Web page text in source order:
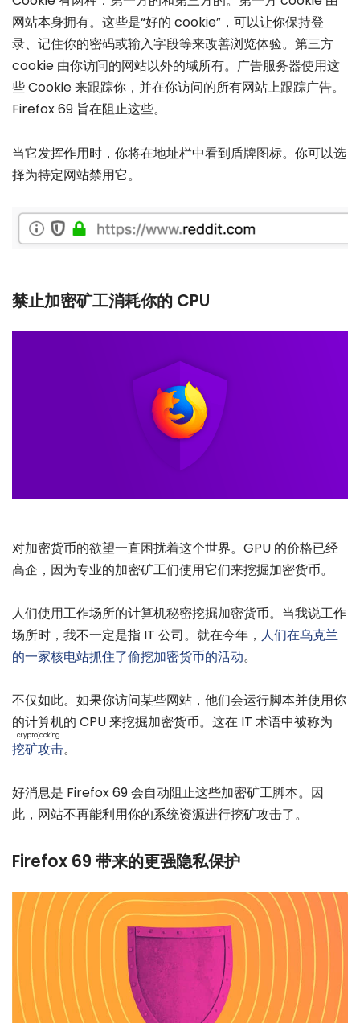
网站本身拥有。这些是“好的 cookie”，可以让你保持登
录、记住你的密码或输入字段等来改善浏览体验。第三方
cookie 由你访问的网站以外的域所有。广告服务器使用这
些 Cookie 来跟踪你，并在你访问的所有网站上跟踪广告。
Firefox 69 旨在阻止这些。
当它发挥作用时，你将在地址栏中看到盾牌图标。你可以选
择为特定网站禁用它。
禁止加密矿工消耗你的 CPU
对加密货币的欲望一直困扰着这个世界。GPU 的价格已经
高企，因为专业的加密矿工们使用它们来挖掘加密货币。
人们使用工作场所的计算机秘密挖掘加密货币。当我说工作
场所时，我不一定是指 IT 公司。就在今年， 人们在乌克兰
的一家核电站抓住了偷挖加密货币的活动。
不仅如此。如果你访问某些网站，他们会运行脚本并使用你
的计算机的 CPU 来挖掘加密货币。这在 IT 术语中被称为
挖矿攻击
cryptojacking
。
好消息是 Firefox 69 会自动阻止这些加密矿工脚本。因
此，网站不再能利用你的系统资源进行挖矿攻击了。
Firefox 69 带来的更强隐私保护